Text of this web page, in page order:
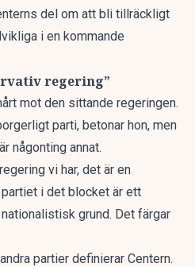
del om att bli tillräckligt
i en kommande
regering”
mot den sittande regeringen.
parti, betonar hon, men
någonting annat.
vi har, det är en
i det blocket är ett
grund. Det färgar
partier definierar Centern.